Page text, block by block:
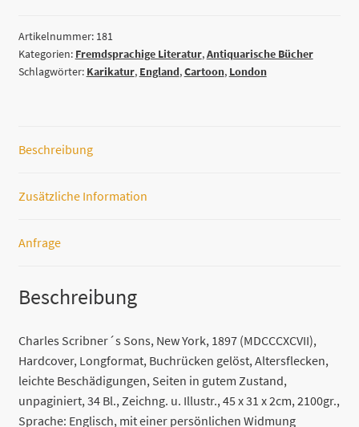
Charles
Dana
Gibson
Artikelnummer: 181
Kategorien: Fremdsprachige Literatur,Antiquarische Bücher
Schlagwörter: Karikatur, England,Cartoon, London
Beschreibung
Zusätzliche Information
Anfrage
Beschreibung
Charles Scribner´s Sons, New York, 1897 (MDCCCXCVII),
Hardcover, Longformat, Buchrücken gelöst, Altersflecken,
leichte Beschädigungen, Seiten in gutem Zustand,
unpaginiert, 34 Bl., Zeichng. u. Illustr., 45 x 31 x 2cm, 2100gr.,
Sprache: Englisch, mit einer persönlichen Widmung